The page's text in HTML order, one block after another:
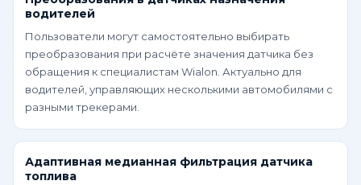
водителей
Пользователи могут самостоятельно выбирать
преобразования при расчёте значения датчика без
обращения к специалистам Wialon. Актуально для
водителей, управляющих несколькими автомобилями с
разными трекерами.
Адаптивная медианная фильтрация датчика
топлива